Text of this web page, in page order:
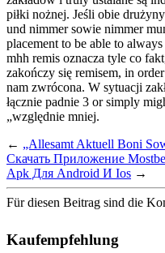
piłki nożnej. Jeśli obie
und nimmer sowie nimmer
placement to be able to
mhh remis oznacza tyle co
zakończy się remisem, in
nam zwrócona. W sytuacji
łącznie padnie 3 or simply
„względnie mniej.
← „Allesamt Aktuell Boni
Скачать Приложение
Apk Для Android И Ios →
Für diesen Beitrag sind die
Kaufempfehlung